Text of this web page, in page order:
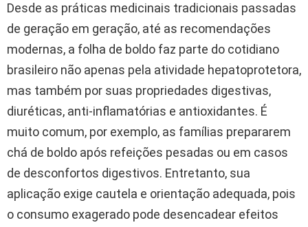
Desde as práticas medicinais tradicionais passadas
de geração em geração, até as recomendações
modernas, a folha de boldo faz parte do cotidiano
brasileiro não apenas pela atividade hepatoprotetora,
mas também por suas propriedades digestivas,
diuréticas, anti-inflamatórias e antioxidantes. É
muito comum, por exemplo, as famílias prepararem
chá de boldo após refeições pesadas ou em casos
de desconfortos digestivos. Entretanto, sua
aplicação exige cautela e orientação adequada, pois
o consumo exagerado pode desencadear efeitos